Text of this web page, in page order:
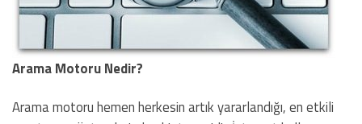
Arama Motoru Nedir?
Arama motoru hemen herkesin artık yararlandığı, en etkili